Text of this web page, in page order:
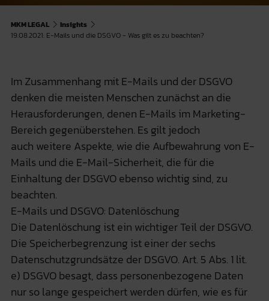
MKM LEGAL
Insights
19.08.2021: E-Mails und die DSGVO - Was gilt es zu beachten?
Im Zusammenhang mit E-Mails und der DSGVO
denken die meisten Menschen zunächst an die
Herausforderungen, denen E-Mails im Marketing-
Bereich gegenüberstehen. Es gilt jedoch
auch weitere Aspekte, wie die Aufbewahrung von E-
Mails und die E-Mail-Sicherheit, die für die
Einhaltung der DSGVO ebenso wichtig sind, zu
beachten.
E-Mails und DSGVO: Datenlöschung
Die Datenlöschung ist ein wichtiger Teil der DSGVO.
Die Speicherbegrenzung ist einer der sechs
Datenschutzgrundsätze der DSGVO. Art. 5 Abs. 1 lit.
e) DSGVO besagt, dass personenbezogene Daten
nur so lange gespeichert werden dürfen, wie es für